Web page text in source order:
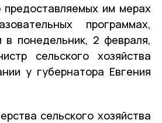
предоставляемых им мерах
программах,
понедельник, 2 февраля,
сельского хозяйства
у губернатора Евгения
сельского хозяйства